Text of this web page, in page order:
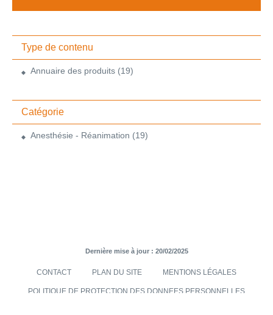
Type de contenu
Annuaire des produits (19)
Catégorie
Anesthésie - Réanimation (19)
Dernière mise à jour : 20/02/2025
CONTACT PLAN DU SITE MENTIONS LÉGALES
POLITIQUE DE PROTECTION DES DONNEES PERSONNELLES